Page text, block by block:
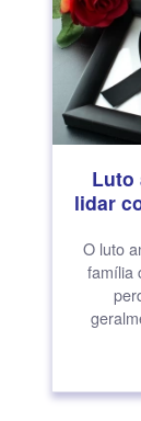
Luto
lidar
O luto
família